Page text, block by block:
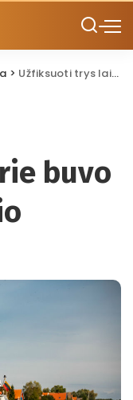
> Užfiksuoti trys laivavedžiai, kurie buvo vartoję alkoholio
buvo